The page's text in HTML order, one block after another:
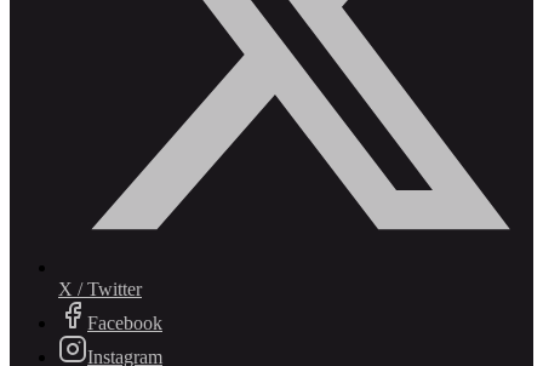
X / Twitter
Facebook
Instagram